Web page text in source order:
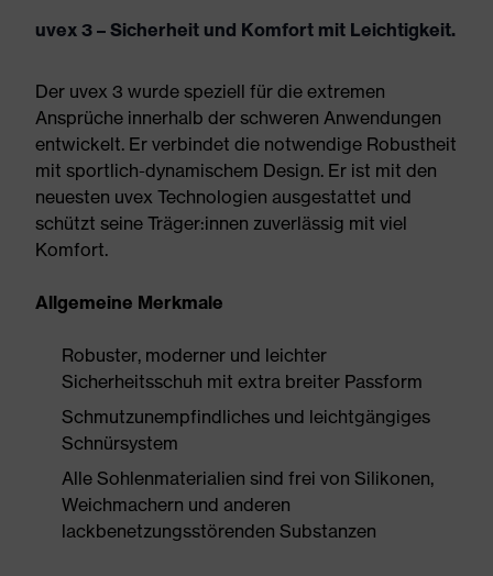
uvex 3 – Sicherheit und Komfort mit Leichtigkeit.
Der uvex 3 wurde speziell für die extremen
Ansprüche innerhalb der schweren Anwendungen
entwickelt. Er verbindet die notwendige Robustheit
mit sportlich-dynamischem Design. Er ist mit den
neuesten uvex Technologien ausgestattet und
schützt seine Träger:innen zuverlässig mit viel
Komfort.
Allgemeine Merkmale
Robuster, moderner und leichter
Sicherheitsschuh mit extra breiter Passform
Schmutzunempfindliches und leichtgängiges
Schnürsystem
Alle Sohlenmaterialien sind frei von Silikonen,
Weichmachern und anderen
lackbenetzungsstörenden Substanzen